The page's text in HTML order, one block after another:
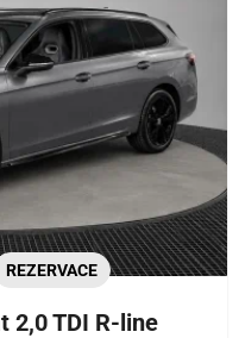
REZERVACE
2,0 TDI R-line